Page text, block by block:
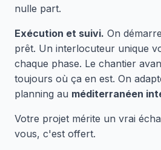
nulle part.
Exécution et suivi. On
prêt. Un interlocuteur unique
chaque phase. Le chantier
toujours où ça en est. On
planning au méditerranéen
Votre projet mérite un vrai
vous, c'est offert.